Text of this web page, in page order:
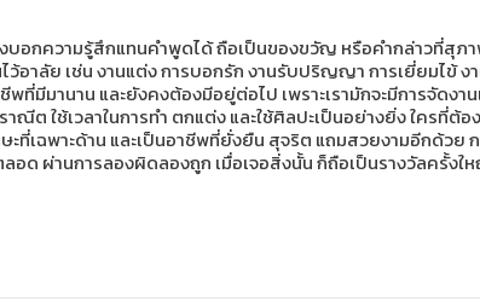
อกความรู้สึกแทนคำพูดได้ ถือเป็นของขวัญ หรือคำกล่าวที่สุ
ว้อาลัย เช่น งานแต่ง การบอกรัก งานรับปริญญา การเยี่ยมไข้
พที่มีมานาน และยังคงต้องมีอยู่ต่อไป เพราะเรามักจะมีการจัด
ต ใช้เวลาในการทำ ตกแต่ง และใช้ศิลปะเป็นอย่างยิ่ง ใครที่ต้
เฉพาะด้าน และเป็นอาชีพที่ยั่งยืน สุจริต แถมสวยงามอีกด้วย
อด ผ่านการลองผิดลองถูก เมื่อเจอสิ่งนั้น ก็ถือเป็นรางวัลครั้ง